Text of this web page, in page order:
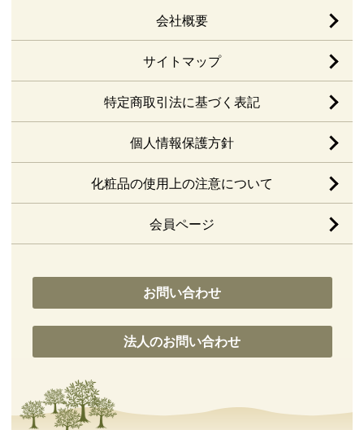
会社概要
サイトマップ
特定商取引法に基づく表記
個人情報保護方針
化粧品の使用上の注意について
会員ページ
お問い合わせ
法人のお問い合わせ